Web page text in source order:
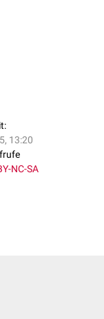
13:20
NC-SA